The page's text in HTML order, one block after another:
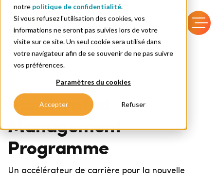
notre politique de confidentialité.
Si vous refusez l'utilisation des cookies, vos
informations ne seront pas suivies lors de votre
visite sur ce site. Un seul cookie sera utilisé dans
votre navigateur afin de se souvenir de ne pas suivre
vos préférences.
Paramètres du cookies
Accepter Refuser
General Management
Accelerated
Management
Programme
Un accélérateur de carrière pour la nouvelle